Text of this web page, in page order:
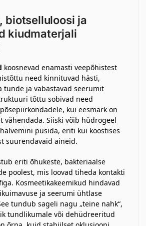
biotselluloosi ja
kiudmaterjali
koosnevad enamasti veepõhistest
need kinnituvad hästi,
tunde ja vabastavad seerumit
tõttu sobivad need
kui eesmärk on
vähendada. Siiski võib hüdrogeel
püsida, eriti kui koostises
suurendavaid aineid.
eriti õhukeste, bakteriaalse
poolest, mis loovad tiheda kontakti
Kosmeetikakeemikud hindavad
ja seerumi ühtlase
tundub sageli nagu „teine nahk“,
tundlikumale või dehüdreeritud